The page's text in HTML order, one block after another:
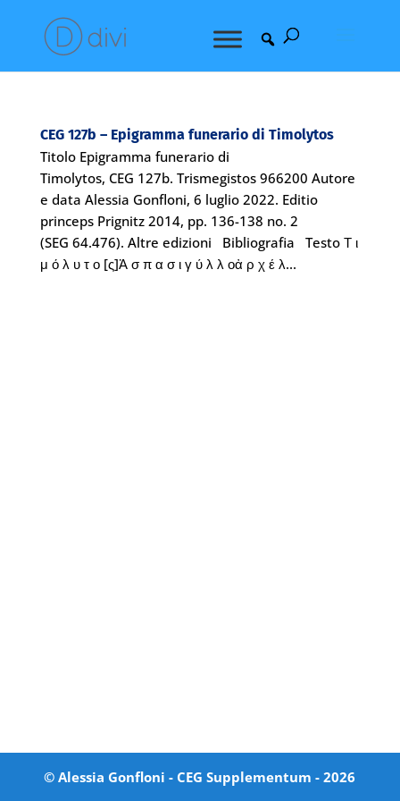
CEG 127b – Epigramma funerario di Timolytos
Titolo Epigramma funerario di
Timolytos, CEG 127b. Trismegistos 966200 Autore
e data Alessia Gonfloni, 6 luglio 2022. Editio
princeps Prignitz 2014, pp. 136-138 no. 2
(SEG 64.476). Altre edizioni Bibliografia Testo Τ ι
μ ό λ υ τ ο [ς]Ἀ σ π α σ ι γ ύ λ λ οἀ ρ χ έ λ...
© Alessia Gonfloni - CEG Supplementum -2026